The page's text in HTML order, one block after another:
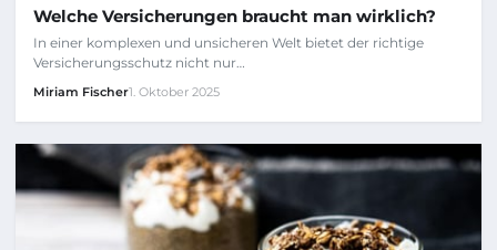
Welche Versicherungen braucht man wirklich?
In einer komplexen und unsicheren Welt bietet der richtige
Versicherungsschutz nicht nur…
Miriam Fischer1. Oktober 2025